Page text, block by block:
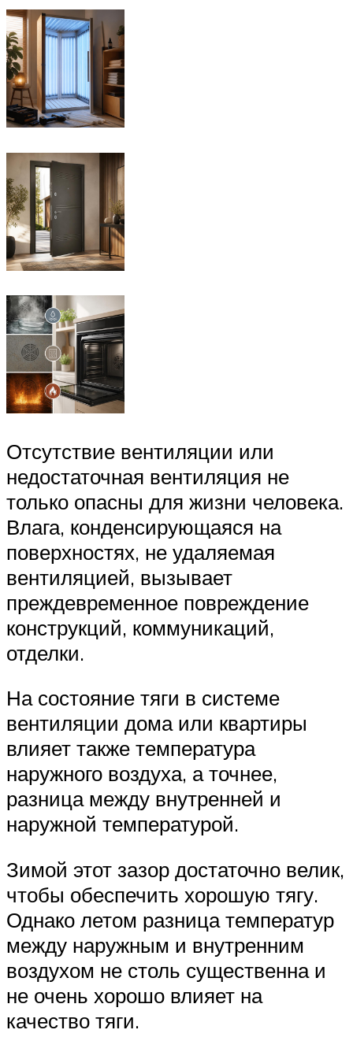
Отсутствие вентиляции или
недостаточная вентиляция не
только опасны для жизни человека.
Влага, конденсирующаяся на
поверхностях, не удаляемая
вентиляцией, вызывает
преждевременное повреждение
конструкций, коммуникаций,
отделки.
На состояние тяги в системе
вентиляции дома или квартиры
влияет также температура
наружного воздуха, а точнее,
разница между внутренней и
наружной температурой.
Зимой этот зазор достаточно велик,
чтобы обеспечить хорошую тягу.
Однако летом разница температур
между наружным и внутренним
воздухом не столь существенна и
не очень хорошо влияет на
качество тяги.